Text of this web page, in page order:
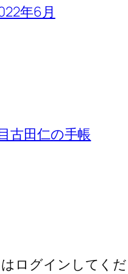
年6月
古田仁の手帳
ログインしてく